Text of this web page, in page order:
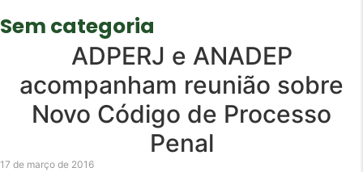
Sem categoria
ADPERJ e ANADEP
acompanham reunião sobre
Novo Código de Processo
Penal
17 de março de 2016